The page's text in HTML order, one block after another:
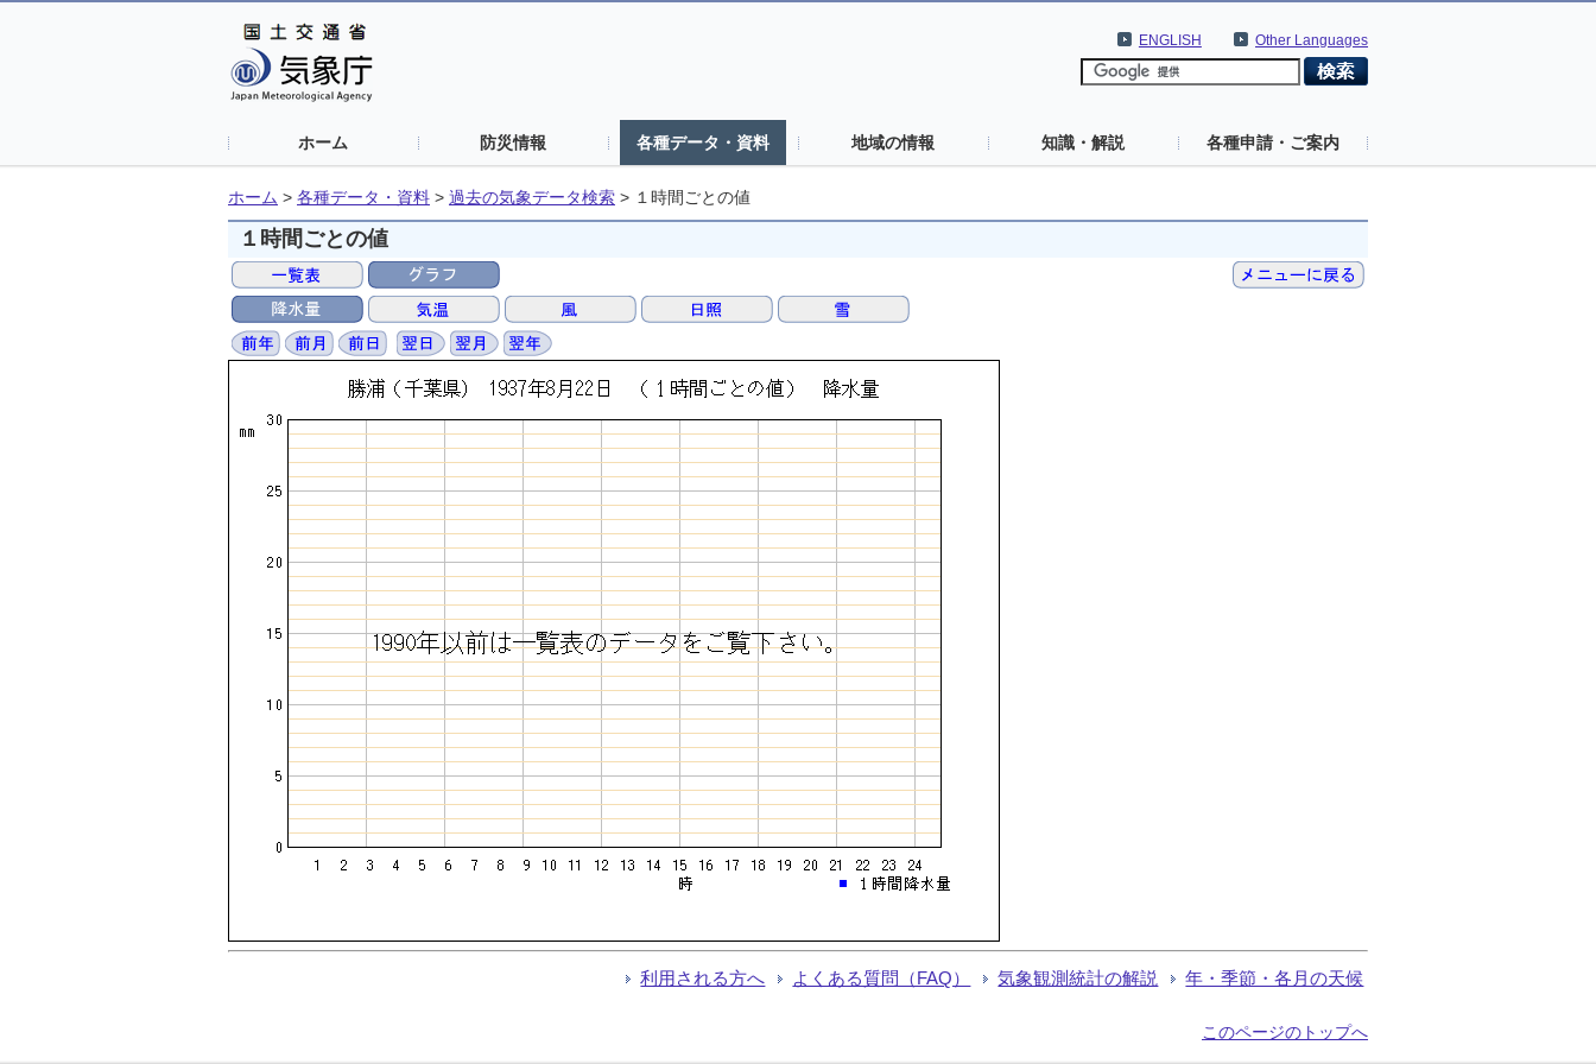
Other Languages
ENGLISH
ホーム 防災情報 各種データ・資料 地域の情報 知識・解説 各種申請・ご案内
ホーム > 各種データ・資料 > 過去の気象データ検索 > １時間ごとの値
１時間ごとの値
利用される方へ よくある質問（FAQ） 気象観測統計の解説 年・季節・各月の天候
このページのトップへ